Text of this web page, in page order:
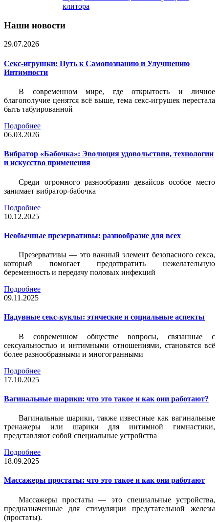
клитора
Наши новости
29.07.2026
Секс-игрушки: Путь к Самопознанию и Улучшению
Интимности
В современном мире, где открытость и личное
благополучие ценятся всё выше, тема секс-игрушек перестала
быть табуированной
Подробнее
06.03.2026
Вибратор «Бабочка»: Эволюция удовольствия, технологии
и искусство применения
Среди огромного разнообразия девайсов особое место
занимает вибратор-бабочка
Подробнее
10.12.2025
Необычные презервативы: разнообразие для всех
Презервативы — это важный элемент безопасного секса,
который помогает предотвратить нежелательную
беременность и передачу половых инфекций
Подробнее
09.11.2025
Надувные секс-куклы: этические и социальные аспекты
В современном обществе вопросы, связанные с
сексуальностью и интимными отношениями, становятся всё
более разнообразными и многогранными
Подробнее
17.10.2025
Вагинальные шарики: что это такое и как они работают?
Вагинальные шарики, также известные как вагинальные
тренажеры или шарики для интимной гимнастики,
представляют собой специальные устройства
Подробнее
18.09.2025
Массажеры простаты: что это такое и как они работают
Массажеры простаты — это специальные устройства,
предназначенные для стимуляции предстательной железы
(простаты).